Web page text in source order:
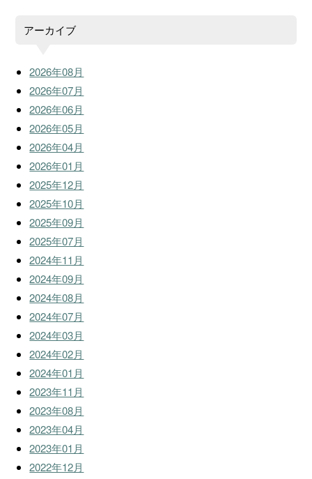
アーカイブ
2026年08月
2026年07月
2026年06月
2026年05月
2026年04月
2026年01月
2025年12月
2025年10月
2025年09月
2025年07月
2024年11月
2024年09月
2024年08月
2024年07月
2024年03月
2024年02月
2024年01月
2023年11月
2023年08月
2023年04月
2023年01月
2022年12月